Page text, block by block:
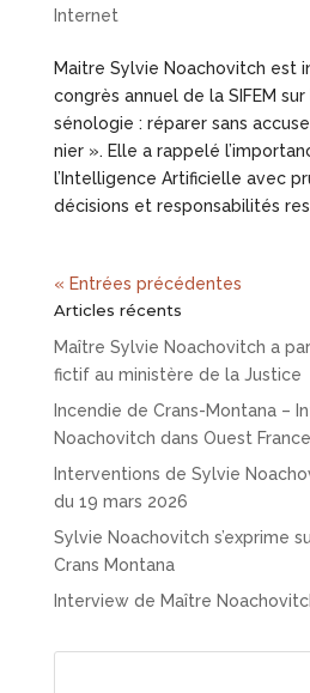
Internet
Maitre Sylvie Noachovitch est
congrès annuel de la SIFEM
sénologie : réparer sans
nier ». Elle a rappelé
l’Intelligence Artificielle avec
décisions et responsabilités
« Entrées précédentes
Articles récents
Maître Sylvie Noachovitch a
fictif au ministère de la Justice
Incendie de Crans-Montana –
Noachovitch dans Ouest France
Interventions de Sylvie
du 19 mars 2026
Sylvie Noachovitch s’exprime
Crans Montana
Interview de Maître